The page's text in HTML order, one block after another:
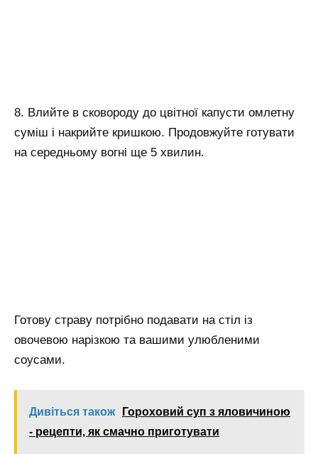
8. Влийте в сковороду до цвітної капусти омлетну
суміш і накрийте кришкою. Продовжуйте готувати
на середньому вогні ще 5 хвилин.
Готову страву потрібно подавати на стіл із
овочевою нарізкою та вашими улюбленими
соусами.
Дивіться також
Гороховий суп з яловичиною
- рецепти, як смачно приготувати